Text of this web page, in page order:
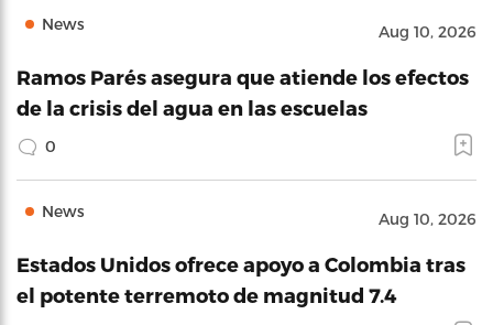
News Aug 10, 2026
Ramos Parés asegura que atiende los efectos
de la crisis del agua en las escuelas
0
News Aug 10, 2026
Estados Unidos ofrece apoyo a Colombia tras
el potente terremoto de magnitud 7.4